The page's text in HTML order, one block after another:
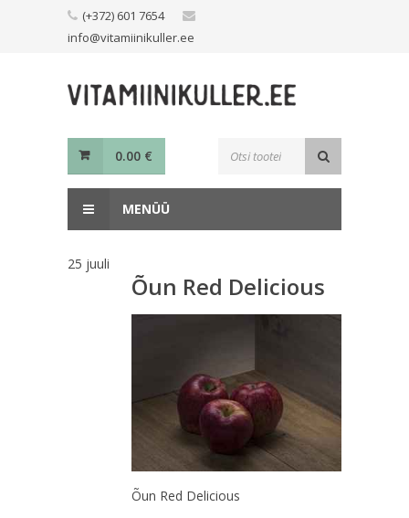
(+372) 601 7654
info@vitamiinikuller.ee
0.00 €
MENÜÜ
25 juuli
Õun Red Delicious
Õun Red Delicious